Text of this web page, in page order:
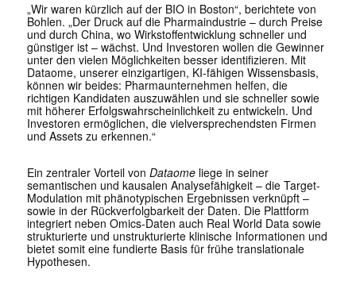
„Wir waren kürzlich auf der BIO in Boston“, berichtete von
Bohlen. „Der Druck auf die Pharmaindustrie – durch Preise
und durch China, wo Wirkstoffentwicklung schneller und
günstiger ist – wächst. Und Investoren wollen die Gewinner
unter den vielen Möglichkeiten besser identifizieren. Mit
Dataome, unserer einzigartigen, KI-fähigen Wissensbasis,
können wir beides: Pharmaunternehmen helfen, die
richtigen Kandidaten auszuwählen und sie schneller sowie
mit höherer Erfolgswahrscheinlichkeit zu entwickeln. Und
Investoren ermöglichen, die vielversprechendsten Firmen
und Assets zu erkennen.“
Ein zentraler Vorteil von Dataomeliege in seiner
semantischen und kausalen Analysefähigkeit – die Target-
Modulation mit phänotypischen Ergebnissen verknüpft –
sowie in der Rückverfolgbarkeit der Daten. Die Plattform
integriert neben Omics-Daten auch Real World Data sowie
strukturierte und unstrukturierte klinische Informationen und
bietet somit eine fundierte Basis für frühe translationale
Hypothesen.